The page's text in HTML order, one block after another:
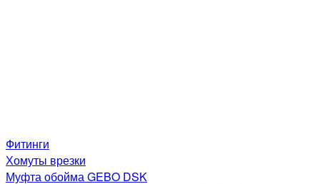
Фитинги
Хомуты врезки
Муфта обойма GEBO DSK